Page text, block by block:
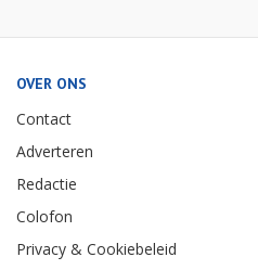
OVER ONS
Contact
Adverteren
Redactie
Colofon
Privacy & Cookiebeleid